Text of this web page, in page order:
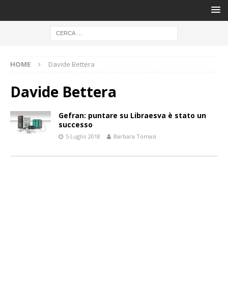
HOME Davide Bettera
Davide Bettera
Gefran: puntare su Libraesva è stato un
successo
5 Luglio 2018 Barbara Tomasi